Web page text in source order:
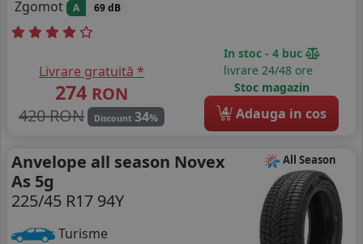
Zgomot A 69 dB
Livrare gratuită *
274 RON
420 RON
Discount 34%
In stoc - 4 buc
livrare 24/48 ore
Stoc magazin
4 Adauga in cos
All Season
Anvelope all season Novex
As 5g
225/45 R17 94Y
Turisme